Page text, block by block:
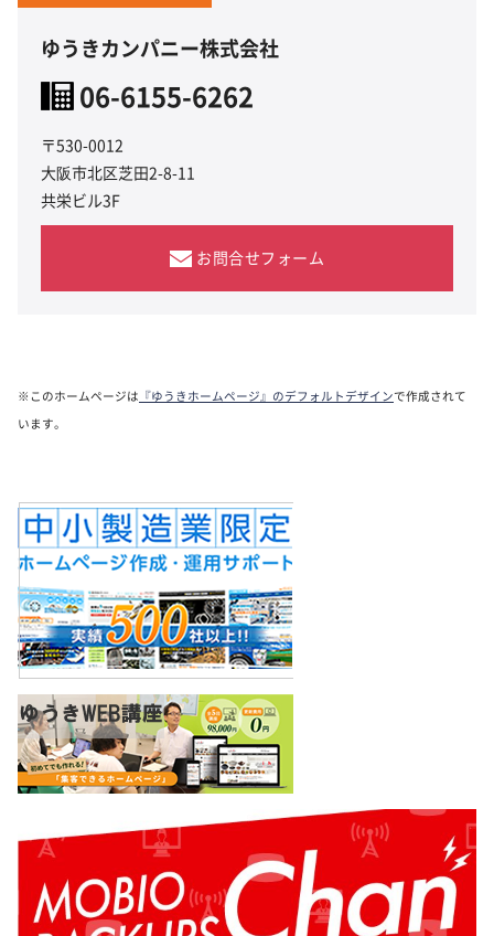
ゆうきカンパニー株式会社
06-6155-6262
〒530-0012
大阪市北区芝田2-8-11
共栄ビル3F
お問合せフォーム
※このホームページは 『ゆうきホームページ』のデフォルトデザインで作成されて
います。